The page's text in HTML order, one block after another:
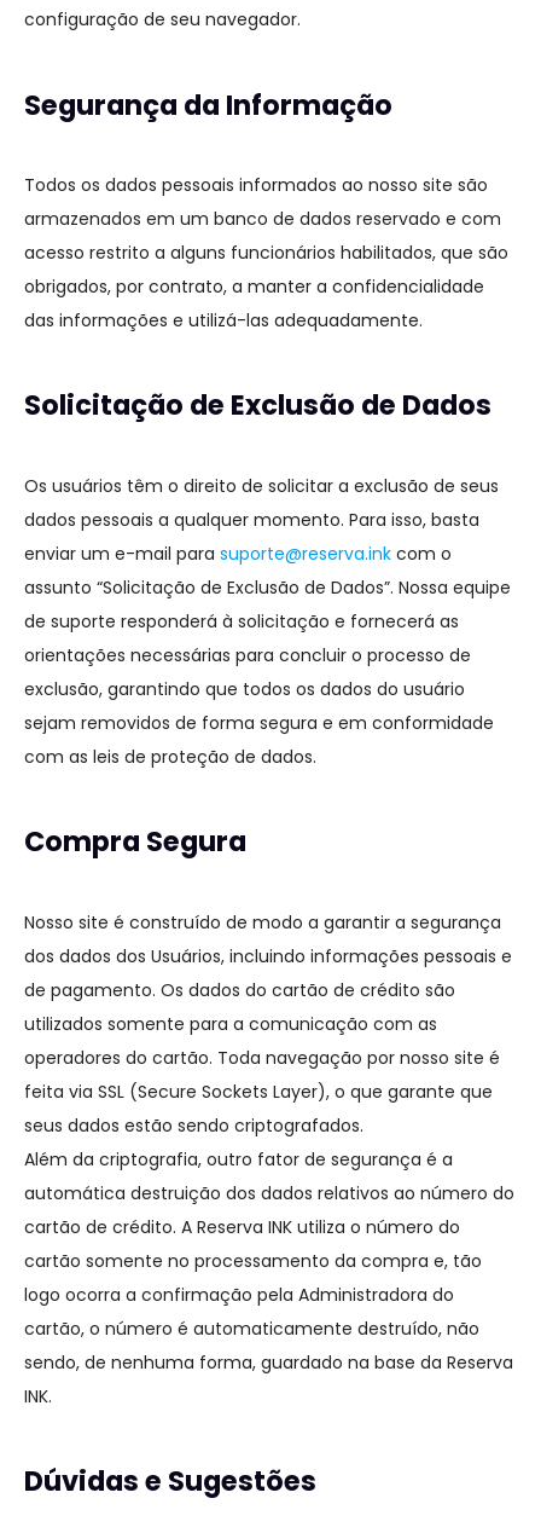
configuração de seu navegador.
Segurança da Informação
Todos os dados pessoais informados ao nosso site são
armazenados em um banco de dados reservado e com
acesso restrito a alguns funcionários habilitados, que são
obrigados, por contrato, a manter a confidencialidade
das informações e utilizá-las adequadamente.
Solicitação de Exclusão de Dados
Os usuários têm o direito de solicitar a exclusão de seus
dados pessoais a qualquer momento. Para isso, basta
enviar um e-mail para suporte@reserva.ink com o
assunto “Solicitação de Exclusão de Dados”. Nossa equipe
de suporte responderá à solicitação e fornecerá as
orientações necessárias para concluir o processo de
exclusão, garantindo que todos os dados do usuário
sejam removidos de forma segura e em conformidade
com as leis de proteção de dados.
Compra Segura
Nosso site é construído de modo a garantir a segurança
dos dados dos Usuários, incluindo informações pessoais e
de pagamento. Os dados do cartão de crédito são
utilizados somente para a comunicação com as
operadores do cartão. Toda navegação por nosso site é
feita via SSL (Secure Sockets Layer), o que garante que
seus dados estão sendo criptografados.
Além da criptografia, outro fator de segurança é a
automática destruição dos dados relativos ao número do
cartão de crédito. A Reserva INK utiliza o número do
cartão somente no processamento da compra e, tão
logo ocorra a confirmação pela Administradora do
cartão, o número é automaticamente destruído, não
sendo, de nenhuma forma, guardado na base da Reserva
INK.
Dúvidas e Sugestões